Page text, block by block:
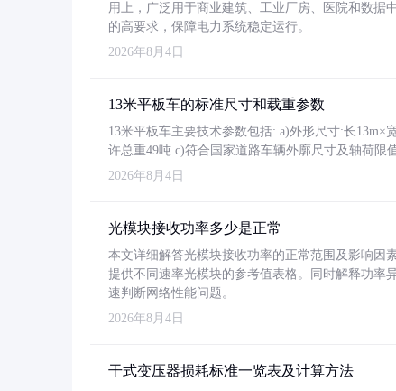
用上，广泛用于商业建筑、工业厂房、医院和数据
的高要求，保障电力系统稳定运行。
2026年8月4日
13米平板车的标准尺寸和载重参数
13米平板车主要技术参数包括: a)外形尺寸:长13m×
许总重49吨 c)符合国家道路车辆外廓尺寸及轴荷限
2026年8月4日
光模块接收功率多少是正常
本文详细解答光模块接收功率的正常范围及影响因
提供不同速率光模块的参考值表格。同时解释功率
速判断网络性能问题。
2026年8月4日
干式变压器损耗标准一览表及计算方法